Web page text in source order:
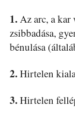
1. Az arc, a
zsibbadása,
bénulása
2.Hirtelen
3.Hirtelen